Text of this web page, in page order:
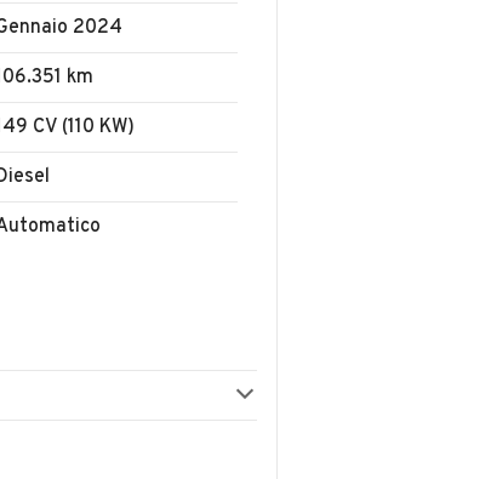
2024
km
CV (110 KW)